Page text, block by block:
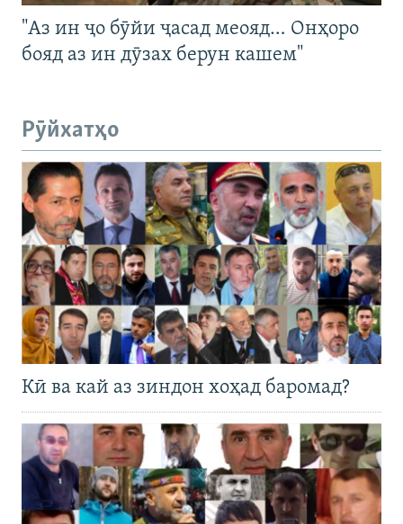
"Аз ин ҷо бӯйи ҷасад меояд… Онҳоро
бояд аз ин дӯзах берун кашем"
Рӯйхатҳо
Кӣ ва кай аз зиндон хоҳад баромад?